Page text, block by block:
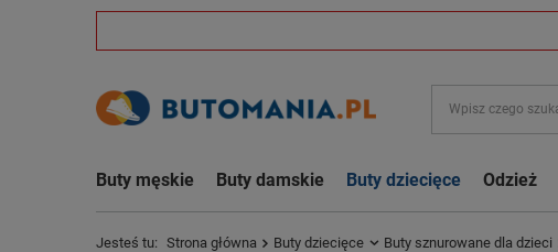
Buty męskie Buty damskie Buty dziecięce Odzież
Jesteś tu: Strona główna Buty dziecięce Buty sznurowane dla dzieci